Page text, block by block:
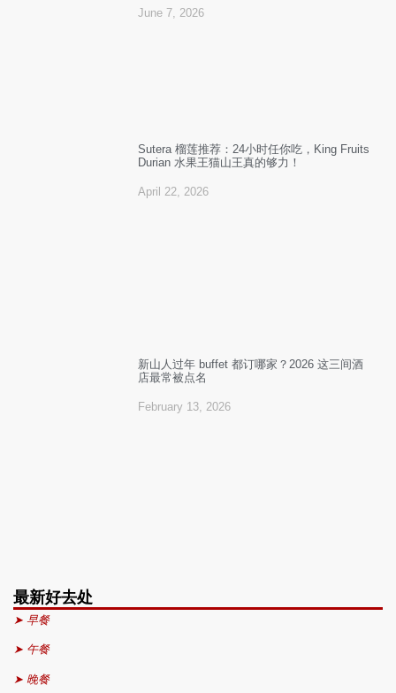
June 7, 2026
Sutera 榴莲推荐：24小时任你吃，King Fruits
Durian 水果王猫山王真的够力！
April 22, 2026
新山人过年 buffet 都订哪家？2026 这三间酒
店最常被点名
February 13, 2026
最新好去处
➤ 早餐
➤ 午餐
➤ 晚餐